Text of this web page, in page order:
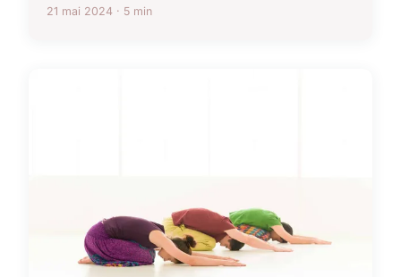
21 mai 2024 · 5 min